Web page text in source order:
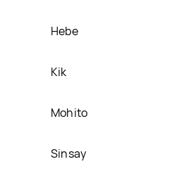
Hebe
Kik
Mohito
Sinsay